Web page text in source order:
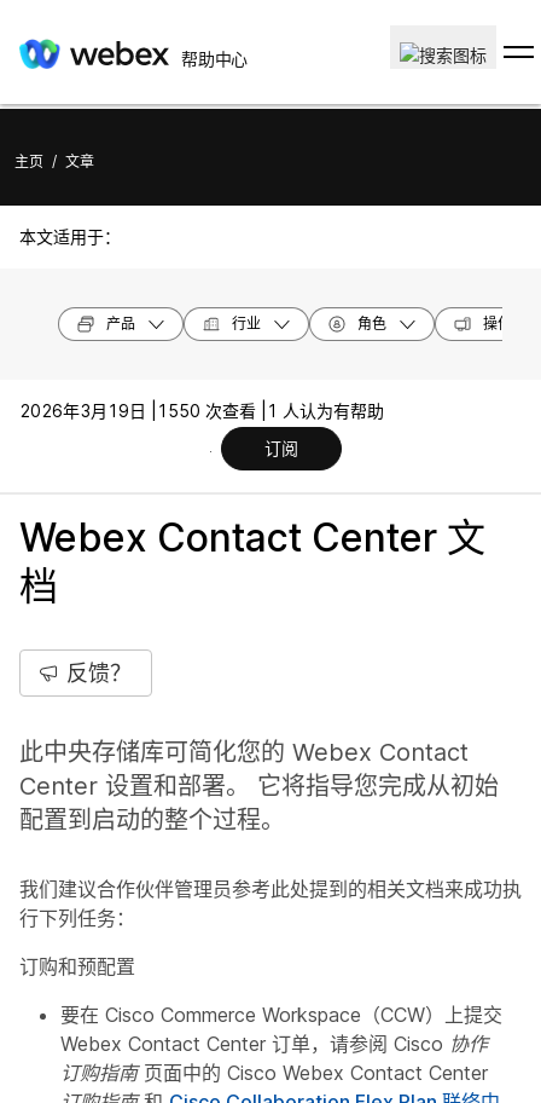
帮助中心
主页 / 文章
本文适用于：
产品 行业 角色 操作系统
2026年3月19日 | 1550 次查看 |
1 人认为有帮助
订阅
Webex Contact Center 文
档
反馈？
此中央存储库可简化您的 Webex Contact
Center 设置和部署。 它将指导您完成从初始
配置到启动的整个过程。
我们建议合作伙伴管理员参考此处提到的相关文档来成功执
行下列任务：
订购和预配置
要在 Cisco Commerce Workspace（CCW）上提交
Webex Contact Center 订单，请参阅 Cisco 协作
订购指南页面中的 Cisco Webex Contact Center